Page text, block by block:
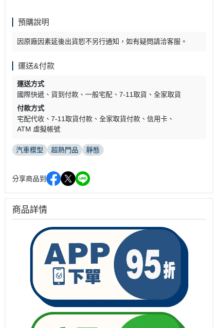
預購說明
因原廠因素延後出貨恕不另行通知，如有疑問請洽客服。
運送&付款
運送方式
國際快遞
貨到付款 一般宅配 7-11取貨
全家取貨
付款方式
宅配代收
7-11取貨付款 全家取貨付款
信用卡
ATM 虛擬帳號
汽車模型 超熱門品 靜態
分享商品到
商品詳情